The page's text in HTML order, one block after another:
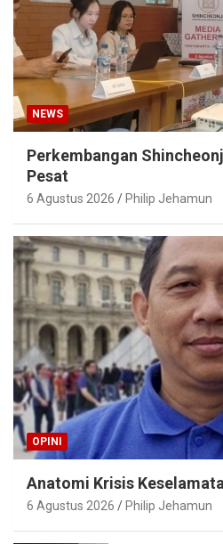
NEWS
Perkembangan
Pesat
6 Agustus 2026 Philip Jehamun
OPINI
Anatomi Krisis
6 Agustus 2026 Philip Jehamun